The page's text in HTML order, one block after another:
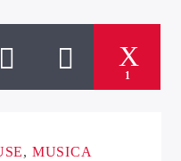
1
, MUSICA